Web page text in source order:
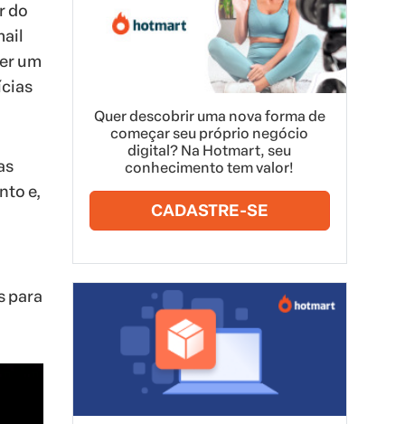
do
um
e,
para
Quer descobrir uma nova forma de
começar seu próprio negócio
digital? Na Hotmart, seu
conhecimento tem valor!
CADASTRE-SE